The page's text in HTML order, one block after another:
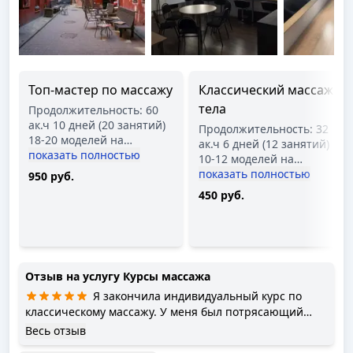
Топ-мастер по массажу
Продолжительность: 60
ак.ч 10 дней (20 занятий)
18-20 моделей на…
показать полностью
950 руб.
Классический массаж
тела
Продолжительность: 32
ак.ч 6 дней (12 занятий)
10-12 моделей на…
показать полностью
450 руб.
Отзыв на услугу Курсы массажа
Я закончила индивидуальный курс по
классическому массажу. У меня был потрясающий
инструктор ИРИНА ЧИЖ. За это время ей надо было
Весь отзыв